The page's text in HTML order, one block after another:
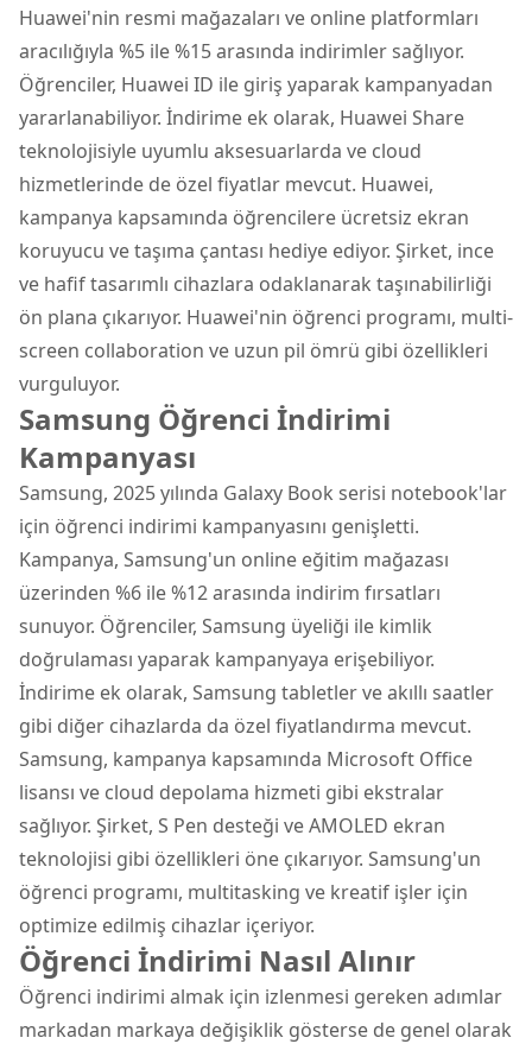
Huawei'nin resmi mağazaları ve online platformları
aracılığıyla %5 ile %15 arasında indirimler sağlıyor.
Öğrenciler, Huawei ID ile giriş yaparak kampanyadan
yararlanabiliyor. İndirime ek olarak, Huawei Share
teknolojisiyle uyumlu aksesuarlarda ve cloud
hizmetlerinde de özel fiyatlar mevcut. Huawei,
kampanya kapsamında öğrencilere ücretsiz ekran
koruyucu ve taşıma çantası hediye ediyor. Şirket, ince
ve hafif tasarımlı cihazlara odaklanarak taşınabilirliği
ön plana çıkarıyor. Huawei'nin öğrenci programı, multi-
screen collaboration ve uzun pil ömrü gibi özellikleri
vurguluyor.
Samsung Öğrenci İndirimi
Kampanyası
Samsung, 2025 yılında Galaxy Book serisi notebook'lar
için öğrenci indirimi kampanyasını genişletti.
Kampanya, Samsung'un online eğitim mağazası
üzerinden %6 ile %12 arasında indirim fırsatları
sunuyor. Öğrenciler, Samsung üyeliği ile kimlik
doğrulaması yaparak kampanyaya erişebiliyor.
İndirime ek olarak, Samsung tabletler ve akıllı saatler
gibi diğer cihazlarda da özel fiyatlandırma mevcut.
Samsung, kampanya kapsamında Microsoft Office
lisansı ve cloud depolama hizmeti gibi ekstralar
sağlıyor. Şirket, S Pen desteği ve AMOLED ekran
teknolojisi gibi özellikleri öne çıkarıyor. Samsung'un
öğrenci programı, multitasking ve kreatif işler için
optimize edilmiş cihazlar içeriyor.
Öğrenci İndirimi Nasıl Alınır
Öğrenci indirimi almak için izlenmesi gereken adımlar
markadan markaya değişiklik gösterse de genel olarak